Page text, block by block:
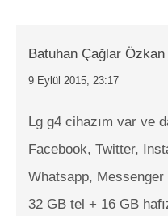
Batuhan Çağlar Özkan
9 Eylül 2015, 23:17
Lg g4 cihazım var ve
Facebook, Twitter,
Whatsapp,
32 GB tel + 16 GB